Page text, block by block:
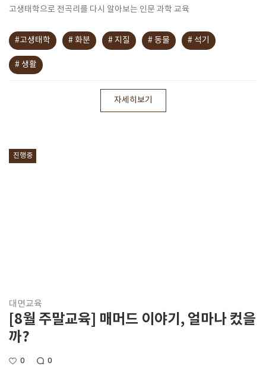
고생태학으로 전곡리를 다시 알아보는 인문 과학 교육
#고생태학 # 화분 # 지질 # 동물 # 석기
# 생활
자세히보기
진행중
대면교육
[8월 주말교육] 매머드 이야기, 얼마나 컸을
까?
0 0